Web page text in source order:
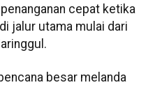
cepat ketika
jalur utama mulai dari
besar melanda